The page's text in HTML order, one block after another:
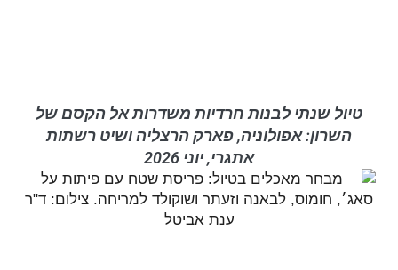
טיול שנתי לבנות חרדיות משדרות אל הקסם של
השרון: אפולוניה, פארק הרצליה ושיט רשתות
אתגרי, יוני 2026